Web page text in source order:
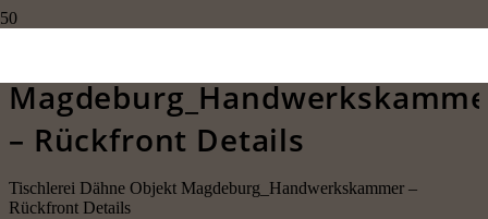
– Rückfront Details
Tischlerei Dähne Objekt Magdeburg_Handwerkskammer –
Rückfront Details